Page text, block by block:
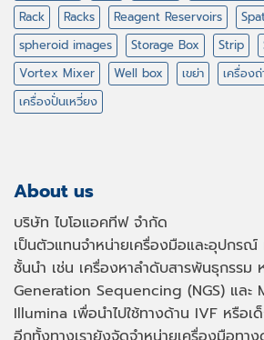
Rack
Racks Reagent Reservoirs
spheroid images
Storage Box Strip
Vortex Mixer
Well box เขย่า
เครื่อง
เครื่องปั่นเหวี่ยง
About us
บริษัท ไบโอแอคทีฟ จำกัด
เป็นตัวแทนจำหน่ายเครื่องมือและอุปกร
ชั้นนำ เช่น เครื่องหาลำดับสารพันธุกรรม
Generation Sequencing (NGS) และ
Illumina เพื่อนำไปใช้ทางด้าน IVF หรือเ